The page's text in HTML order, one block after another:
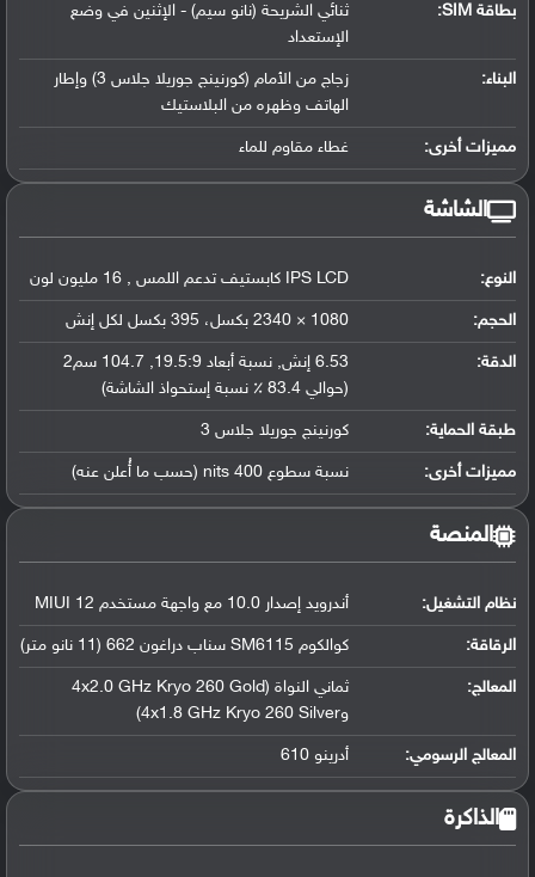
بطاقة SIM:
ثنائي الشريحة (نانو سيم) - الإثنين في وضع
الإستعداد
البناء:
زجاج من الأمام (كورنينج جوريلا جلاس 3) وإطار
الهاتف وظهره من البلاستيك
مميزات أخرى: غطاء مقاوم للماء
الشاشة
النوع: IPS LCD كابستيف تدعم اللمس , 16 مليون لون
الحجم: 1080 × 2340 بكسل، 395 بكسل لكل إنش
الدقة:
6.53 إنش, نسبة أبعاد 19.5:9, 104.7 سم2
(حوالي 83.4 ٪ نسبة إستحواذ الشاشة)
طبقة الحماية: كورنينج جوريلا جلاس 3
مميزات أخرى: نسبة سطوع 400 nits (حسب ما أُعلن عنه)
المنصة
نظام التشغيل: أندرويد إصدار 10.0 مع واجهة مستخدم MIUI 12
الرقاقة: كوالكوم SM6115 سناب دراغون 662 (11 نانو متر)
المعالج:
ثماني النواة (4x2.0 GHz Kryo 260 Gold
و4x1.8 GHz Kryo 260 Silver)
المعالج الرسومي: أدرينو 610
الذاكرة